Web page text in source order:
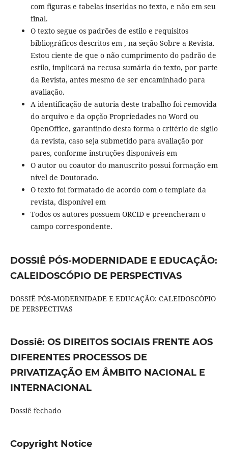
com figuras e tabelas inseridas no texto, e não em seu
final.
O texto segue os padrões de estilo e requisitos
bibliográficos descritos em , na seção Sobre a Revista.
Estou ciente de que o não cumprimento do padrão de
estilo, implicará na recusa sumária do texto, por parte
da Revista, antes mesmo de ser encaminhado para
avaliação.
A identificação de autoria deste trabalho foi removida
do arquivo e da opção Propriedades no Word ou
OpenOffice, garantindo desta forma o critério de sigilo
da revista, caso seja submetido para avaliação por
pares, conforme instruções disponíveis em
O autor ou coautor do manuscrito possui formação em
nível de Doutorado.
O texto foi formatado de acordo com o template da
revista, disponível em
Todos os autores possuem ORCID e preencheram o
campo correspondente.
DOSSIÊ PÓS-MODERNIDADE E EDUCAÇÃO:
CALEIDOSCÓPIO DE PERSPECTIVAS
DOSSIÊ PÓS-MODERNIDADE E EDUCAÇÃO: CALEIDOSCÓPIO
DE PERSPECTIVAS
Dossiê: OS DIREITOS SOCIAIS FRENTE AOS
DIFERENTES PROCESSOS DE
PRIVATIZAÇÃO EM ÂMBITO NACIONAL E
INTERNACIONAL
Dossiê fechado
Copyright Notice